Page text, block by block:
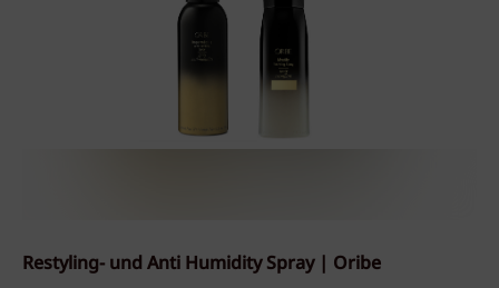
Restyling- und Anti Humidity Spray | Oribe